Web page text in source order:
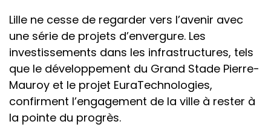
Lille ne cesse de regarder vers l’avenir avec
une série de projets d’envergure. Les
investissements dans les infrastructures, tels
que le développement du Grand Stade Pierre-
Mauroy et le projet EuraTechnologies,
confirment l’engagement de la ville à rester à
la pointe du progrès.